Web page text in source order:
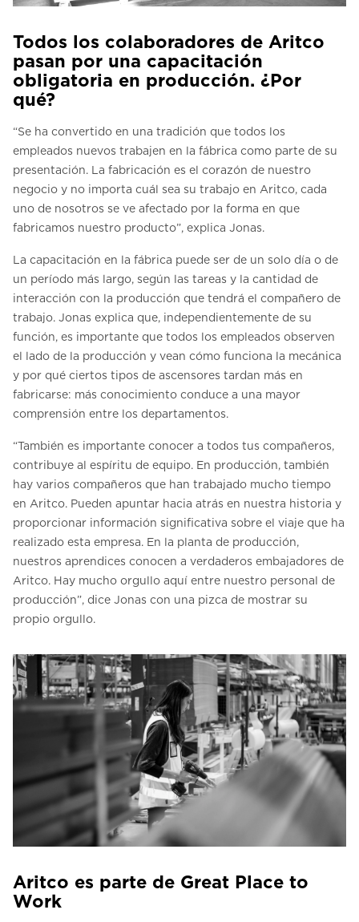
Todos los colaboradores de Aritco
pasan por una capacitación
obligatoria en producción. ¿Por
qué?
“Se ha convertido en una tradición que todos los
empleados nuevos trabajen en la fábrica como parte de su
presentación. La fabricación es el corazón de nuestro
negocio y no importa cuál sea su trabajo en Aritco, cada
uno de nosotros se ve afectado por la forma en que
fabricamos nuestro producto”, explica Jonas.
La capacitación en la fábrica puede ser de un solo día o de
un período más largo, según las tareas y la cantidad de
interacción con la producción que tendrá el compañero de
trabajo. Jonas explica que, independientemente de su
función, es importante que todos los empleados observen
el lado de la producción y vean cómo funciona la mecánica
y por qué ciertos tipos de ascensores tardan más en
fabricarse: más conocimiento conduce a una mayor
comprensión entre los departamentos.
“También es importante conocer a todos tus compañeros,
contribuye al espíritu de equipo. En producción, también
hay varios compañeros que han trabajado mucho tiempo
en Aritco. Pueden apuntar hacia atrás en nuestra historia y
proporcionar información significativa sobre el viaje que ha
realizado esta empresa. En la planta de producción,
nuestros aprendices conocen a verdaderos embajadores de
Aritco. Hay mucho orgullo aquí entre nuestro personal de
producción”, dice Jonas con una pizca de mostrar su
propio orgullo.
Aritco es parte de Great Place to
Work